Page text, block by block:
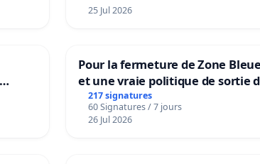
25 Jul 2026
Pour la fermeture de Zone Bleue
et une vraie politique de sortie
la dépendance
217 signatures
60 Signatures / 7 jours
26 Jul 2026